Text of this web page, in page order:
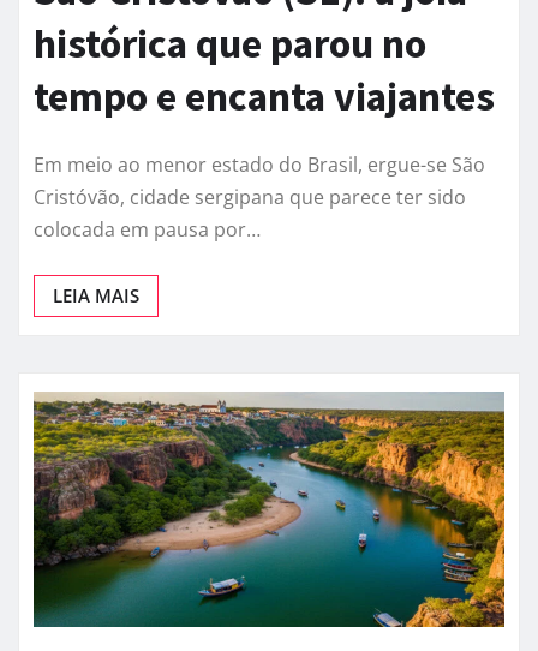
histórica que parou no
tempo e encanta viajantes
Em meio ao menor estado do Brasil, ergue-se São
Cristóvão, cidade sergipana que parece ter sido
colocada em pausa por…
LEIA MAIS